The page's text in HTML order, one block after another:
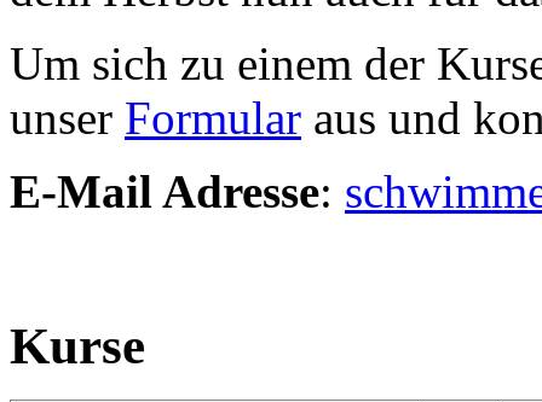
Um sich zu einem der
unser Formular aus und
E-Mail Adresse:
Kurse